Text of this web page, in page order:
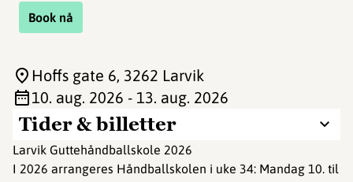
Book nå
Tider & billetter
Larvik Guttehåndballskole 2026
I 2026 arrangeres Håndballskolen i uke 34: Mandag 10. til
Hoffs gate 6, 3262 Larvik
10. aug. 2026 - 13. aug. 2026